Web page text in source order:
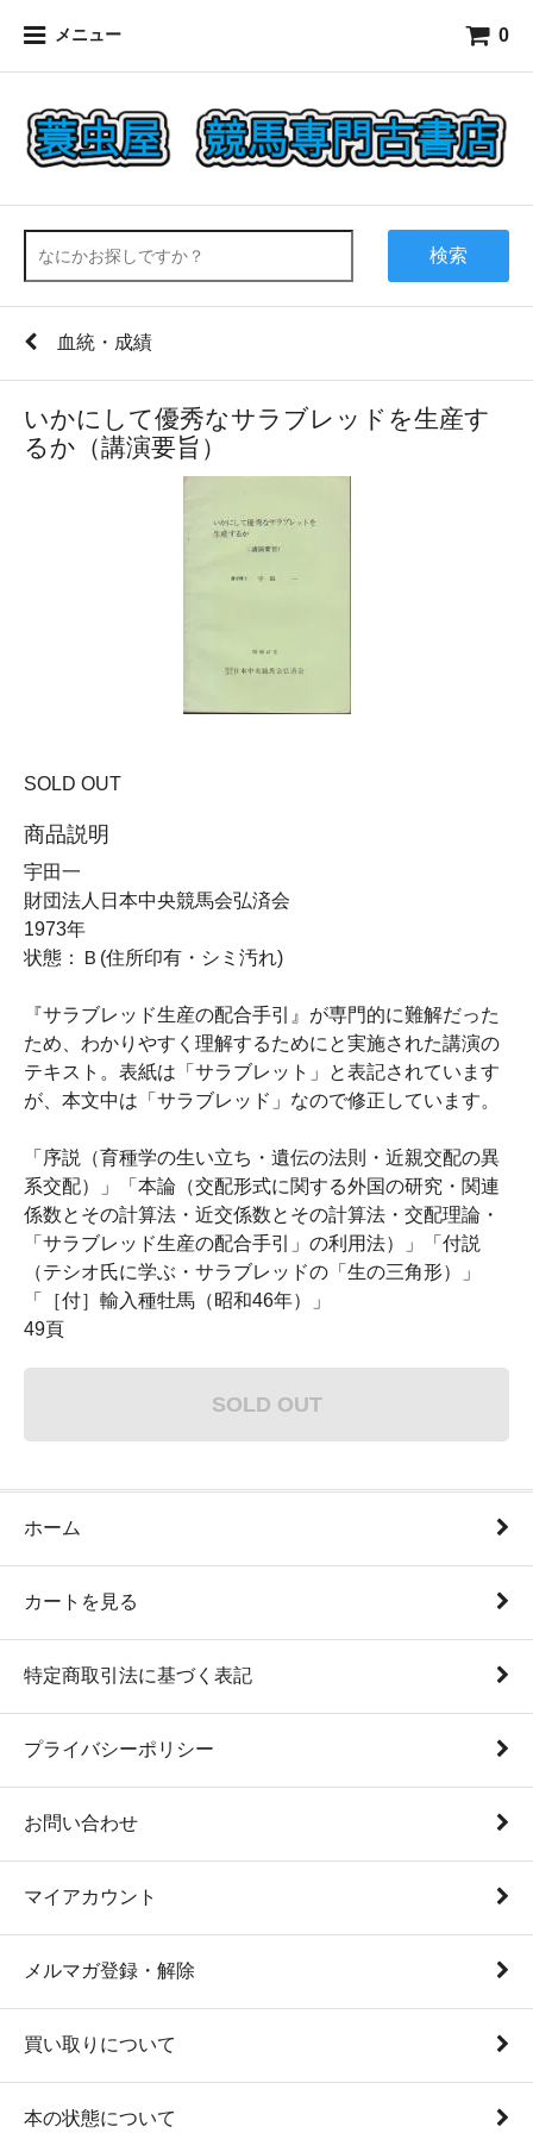
メニュー 0
検索
血統・成績
いかにして優秀なサラブレッドを生産す
るか（講演要旨）
SOLD OUT
商品説明
宇田一
財団法人日本中央競馬会弘済会
1973年
状態：Ｂ(住所印有・シミ汚れ)
『サラブレッド生産の配合手引』が専門的に難解だった
ため、わかりやすく理解するためにと実施された講演の
テキスト。表紙は「サラブレット」と表記されています
が、本文中は「サラブレッド」なので修正しています。
「序説（育種学の生い立ち・遺伝の法則・近親交配の異
系交配）」「本論（交配形式に関する外国の研究・関連
係数とその計算法・近交係数とその計算法・交配理論・
「サラブレッド生産の配合手引」の利用法）」「付説
（テシオ氏に学ぶ・サラブレッドの「生の三角形）」
「［付］輸入種牡馬（昭和46年）」
49頁
SOLD OUT
ホーム
カートを見る
特定商取引法に基づく表記
プライバシーポリシー
お問い合わせ
マイアカウント
メルマガ登録・解除
買い取りについて
本の状態について